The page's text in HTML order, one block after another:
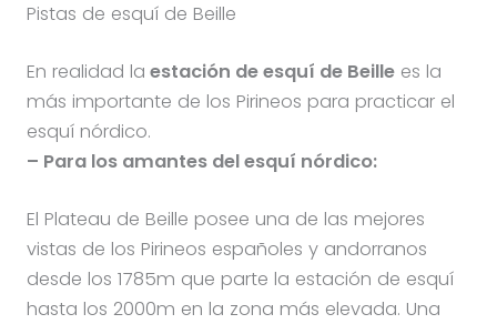
Pistas de esquí de Beille
En realidad la estación de esquí de Beillees la
más importante de los Pirineos para practicar el
esquí nórdico.
– Para los amantes del esquí nórdico:
El Plateau de Beille posee una de las mejores
vistas de los Pirineos españoles y andorranos
desde los 1785m que parte la estación de esquí
hasta los 2000m en la zona más elevada. Una